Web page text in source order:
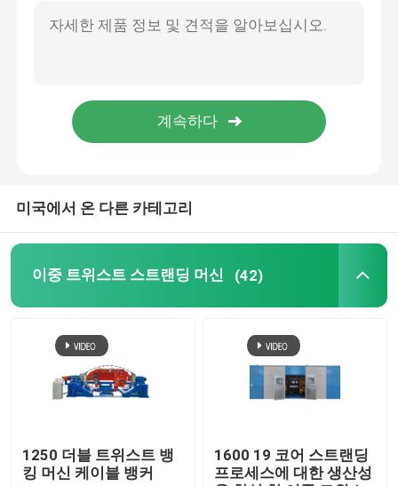
기계를 위로 올리는 활 타입
케이블 롤링 및 포장 기계
캔티레버 싱글 트위스트 케이블링 머신
더블 트위스트 번처
미국에서 온 다른 카테고리
이중 트위스트 스트랜딩 머신 (42)
1250 더블 트위스트 뱅
킹 머신 케이블 뱅커
1600 19 코어 스트랜딩
프로세스에 대한 생산성